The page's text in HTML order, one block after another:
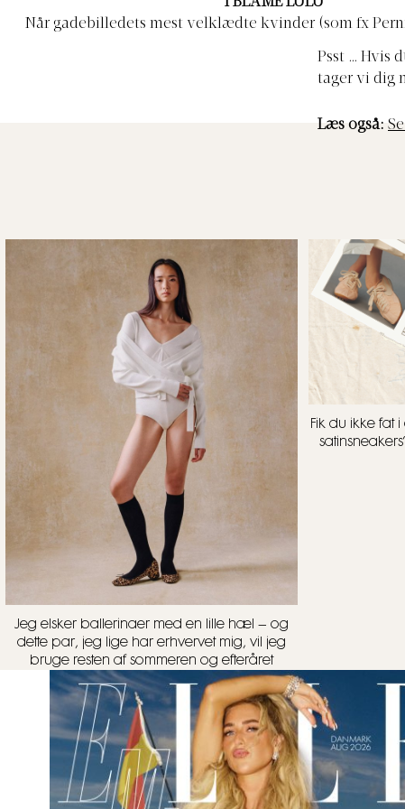
Når gadebilledets mest velklædte kvinder (som fx
@iblamelulu
Psst … Hvis
tager vi dig
Læs også:
Jeg elsker ballerinaer med en lille hæl – og
dette par, jeg lige har erhvervet mig, vil jeg
bruge resten af sommeren og efteråret
Fik du ikke fat